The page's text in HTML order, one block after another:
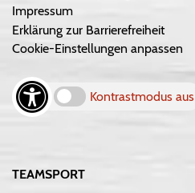
Impressum
Erklärung zur Barrierefreiheit
Cookie-Einstellungen anpassen
Kontrastmodus aus
TEAMSPORT